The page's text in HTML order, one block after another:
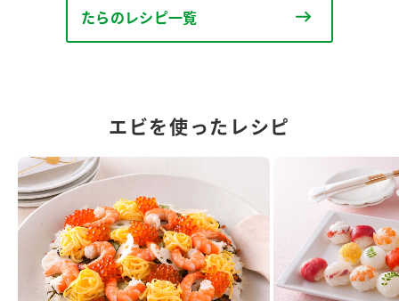
たらのレシピ一覧
エビを使ったレシピ